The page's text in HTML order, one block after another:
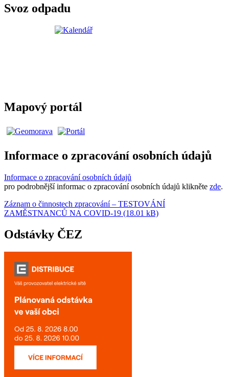
Svoz odpadu
Mapový portál
Informace o zpracování osobních údajů
Informace o zpracování osobních údajů
pro podrobnější informac o zpracování osobních údajů klikněte zde.
Záznam o činnostech zpracování – TESTOVÁNÍ
ZAMĚSTNANCŮ NA COVID-19 (18.01 kB)
Odstávky ČEZ